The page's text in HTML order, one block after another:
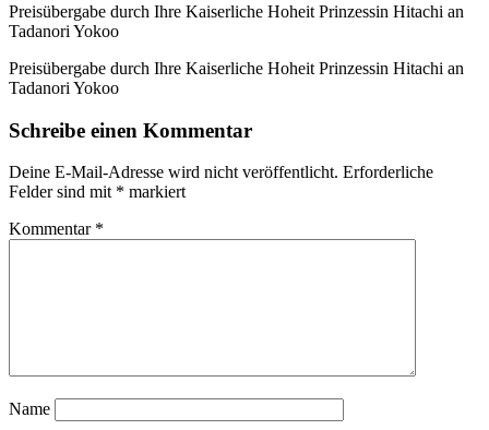
Preisübergabe durch Ihre Kaiserliche Hoheit Prinzessin Hitachi an
Tadanori Yokoo
Preisübergabe durch Ihre Kaiserliche Hoheit Prinzessin Hitachi an
Tadanori Yokoo
Schreibe einen Kommentar
Deine E-Mail-Adresse wird nicht veröffentlicht. Erforderliche
Felder sind mit * markiert
Kommentar *
Name